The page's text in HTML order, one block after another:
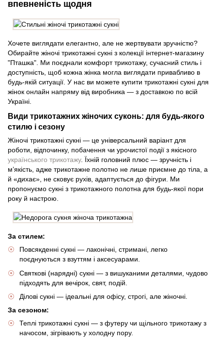
впевненість щодня
Хочете виглядати елегантно, але не жертвувати зручністю?
Обирайте жіночі трикотажні сукні з колекції інтернет-магазину
"Пташка". Ми поєднали комфорт трикотажу, сучасний стиль і
доступність, щоб кожна жінка могла виглядати привабливо в
будь-якій ситуації. У нас ви можете купити трикотажні сукні для
жінок онлайн напряму від виробника — з доставкою по всій
Україні.
Види трикотажних жіночих суконь: для будь-якого
стилю і сезону
Жіночі трикотажні сукні — це універсальний варіант для
роботи, відпочинку, побачення чи урочистої події з якісного
українського трикотажу. Їхній головний плюс — зручність і
м’якість, адже трикотажне полотно не лише приємне до тіла, а
й «дихає», не сковує рухів, адаптується до фігури. Ми
пропонуємо сукні з трикотажного полотна для будь-якої пори
року й настрою.
За стилем:
Повсякденні сукні — лаконічні, стримані, легко
поєднуються з взуттям і аксесуарами.
Святкові (нарядні) сукні — з вишуканими деталями, чудово
підходять для вечірок, свят, подій.
Ділові сукні — ідеальні для офісу, строгі, але жіночні.
За сезоном:
Теплі трикотажні сукні — з футеру чи щільного трикотажу з
начосом, зігрівають у холодну пору.